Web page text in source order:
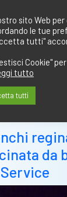
da
sito Web
le tue
tutti"
Cookie"
tutto
tutti